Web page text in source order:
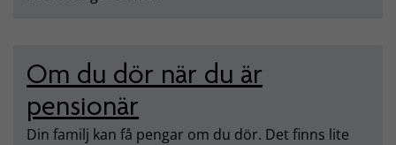
Om du dör när du är
pensionär
Din familj kan få pengar om du dör. Det finns lite